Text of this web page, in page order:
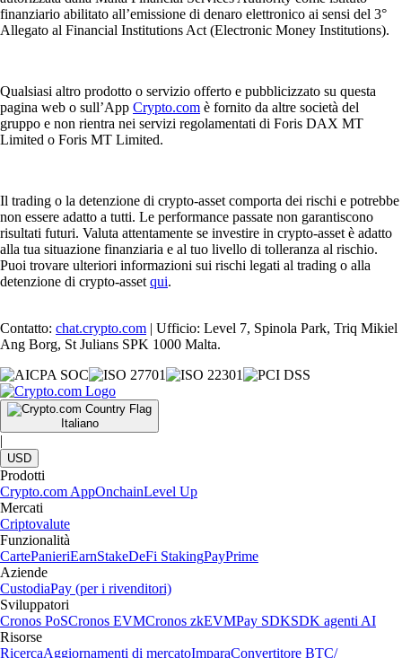
finanziario abilitato all’emissione di denaro elettronico ai sensi del 3°
Allegato al Financial Institutions Act (Electronic Money Institutions).
Qualsiasi altro prodotto o servizio offerto e pubblicizzato su questa
pagina web o sull’App Crypto.com è fornito da altre società del
gruppo e non rientra nei servizi regolamentati di Foris DAX MT
Limited o Foris MT Limited.
Il trading o la detenzione di crypto-asset comporta dei rischi e potrebbe
non essere adatto a tutti. Le performance passate non garantiscono
risultati futuri. Valuta attentamente se investire in crypto-asset è adatto
alla tua situazione finanziaria e al tuo livello di tolleranza al rischio.
Puoi trovare ulteriori informazioni sui rischi legati al trading o alla
detenzione di crypto-asset qui.
Contatto: chat.crypto.com | Ufficio: Level 7, Spinola Park, Triq Mikiel
Ang Borg, St Julians SPK 1000 Malta.
Italiano
|
USD
Prodotti
Crypto.com AppOnchainLevel Up
Mercati
Criptovalute
Funzionalità
CartePanieriEarnStakeDeFi StakingPayPrime
Aziende
CustodiaPay (per i rivenditori)
Sviluppatori
Cronos PoSCronos EVMCronos zkEVMPay SDKSDK agenti AI
Risorse
RicercaAggiornamenti di mercatoImparaConvertitore BTC/